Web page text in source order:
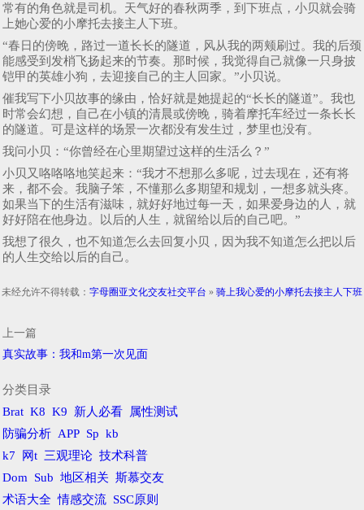
常有的角色就是司机。天气好的春秋两季，到下班点，小贝就会骑
上她心爱的小摩托去接主人下班。
“春日的傍晚，路过一道长长的隧道，风从我的两颊刷过。我的后颈
能感受到发梢飞扬起来的节奏。那时候，我觉得自己就像一只身披
铠甲的英雄小狗，去迎接自己的主人回家。”小贝说。
催我写下小贝故事的缘由，恰好就是她提起的“长长的隧道”。我也
时常会幻想，自己在小镇的清晨或傍晚，骑着摩托车经过一条长长
的隧道。可是这样的场景一次都没有发生过，梦里也没有。
我问小贝：“你曾经在心里期望过这样的生活么？”
小贝又咯咯咯地笑起来：“我才不想那么多呢，过去现在，还有将
来，都不会。我脑子笨，不懂那么多期望和规划，一想多就头疼。
如果当下的生活有滋味，就好好地过每一天，如果爱身边的人，就
好好陪在他身边。以后的人生，就留给以后的自己吧。”
我想了很久，也不知道怎么去回复小贝，因为我不知道怎么把以后
的人生交给以后的自己。
未经允许不得转载： 字母圈亚文化交友社交平台 » 骑上我心爱的小摩托去接主人下班
上一篇
真实故事：我和m第一次见面
分类目录
Brat K8 K9 新人必看
属性测试
防骗分析 APP Sp kb
k7
网t 三观理论 技术科普
Dom
Sub 地区相关 斯慕交友
术语大全 情感交流 SSC原则